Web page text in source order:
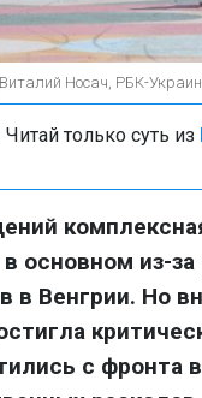
Носач, РБК-
только суть из
основном из-за
Венгрии. Но
с фронта